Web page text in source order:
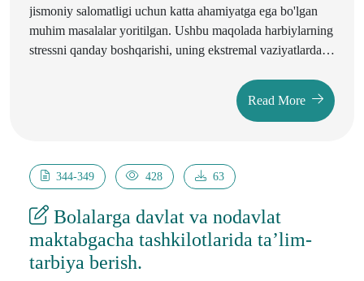
jismoniy salomatligi uchun katta ahamiyatga ega bo'lgan
muhim masalalar yoritilgan. Ushbu maqolada harbiylarning
stressni qanday boshqarishi, uning ekstremal vaziyatlarda
jarayonlari haqida ilmiy-tadqiqotlar va amaliy yondashuvlar
Read More
344-349 428 63
Bolalarga davlat va nodavlat
maktabgacha tashkilotlarida ta’lim-
tarbiya berish.